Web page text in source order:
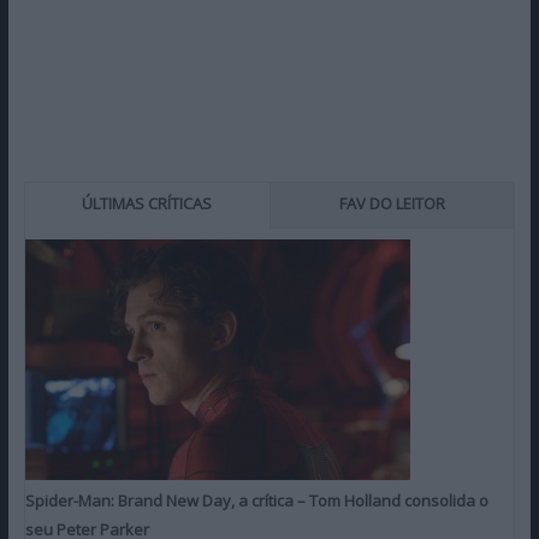
ÚLTIMAS CRÍTICAS FAV DO LEITOR
Spider-Man: Brand New Day, a crítica – Tom Holland consolida o
seu Peter Parker